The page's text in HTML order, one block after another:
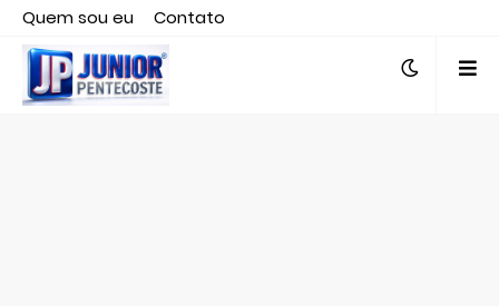
Quem sou eu
Contato
Editor responsável, jornalista Clovis Almeida.